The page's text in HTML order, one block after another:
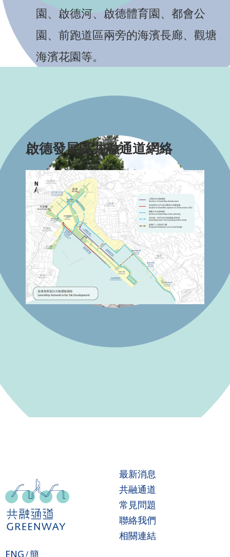
園、啟德河、啟德體育園、都會公
園、前跑道區兩旁的海濱長廊、觀塘
海濱花園等。
啟德發展區共融通道網絡
最新消息
共融通道
常見問題
聯絡我們
相關連結
ENG /簡